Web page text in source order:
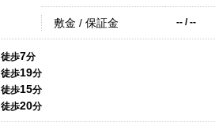
敷金 / 保証金 -- / --
徒歩7分
徒歩19分
徒歩15分
徒歩20分